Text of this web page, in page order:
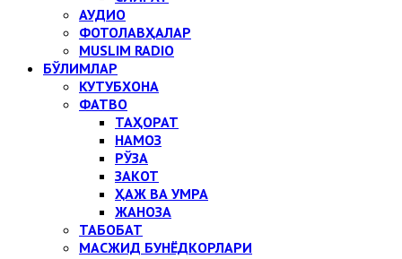
АУДИО
ФОТОЛАВҲАЛАР
MUSLIM RADIO
БЎЛИМЛАР
КУТУБХОНА
ФАТВО
ТАҲОРАТ
НАМОЗ
РЎЗА
ЗАКОТ
ҲАЖ ВА УМРА
ЖАНОЗА
ТАБОБАТ
МАСЖИД БУНЁДКОРЛАРИ